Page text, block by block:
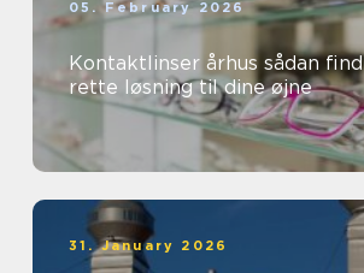
05. February 2026
Kontaktlinser århus sådan finder du den
rette løsning til dine øjne
31. January 2026